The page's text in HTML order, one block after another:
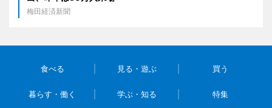
梅田経済新聞
食べる 見る・遊ぶ 買う
暮らす・働く 学ぶ・知る 特集